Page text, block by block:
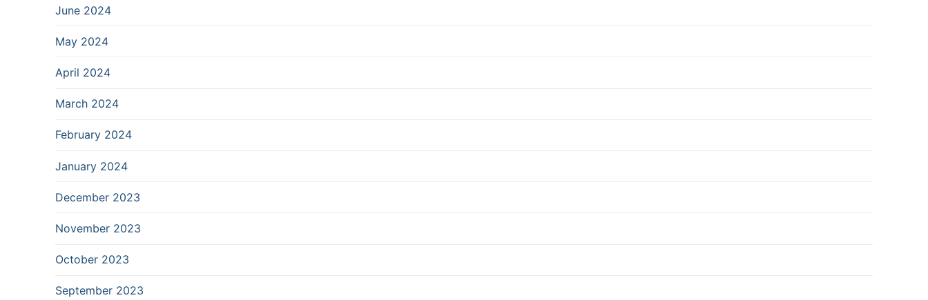
June 2024
May 2024
April 2024
March 2024
February 2024
January 2024
December 2023
November 2023
October 2023
September 2023